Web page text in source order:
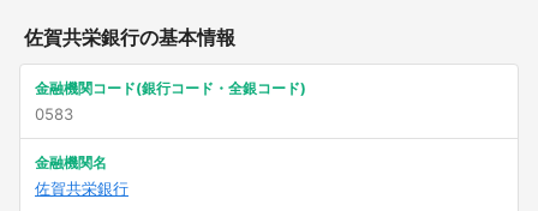
佐賀共栄銀行の基本情報
金融機関コード(銀行コード・全銀コード)
0583
金融機関名
佐賀共栄銀行